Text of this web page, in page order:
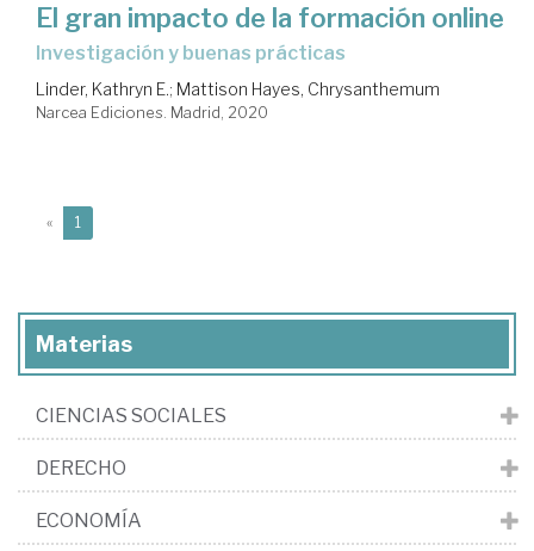
El gran impacto de la formación online
Investigación y buenas prácticas
Linder, Kathryn E.; Mattison Hayes, Chrysanthemum
Narcea Ediciones. Madrid, 2020
« 1
Materias
CIENCIAS SOCIALES
DERECHO
ECONOMÍA